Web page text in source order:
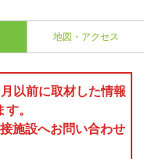
地図・アクセス
以前に取材した情報
。
施設へお問い合わせ